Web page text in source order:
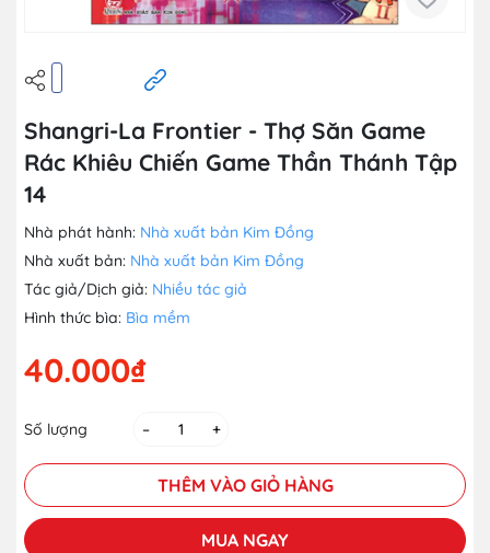
Shangri-La Frontier - Thợ Săn Game
Rác Khiêu Chiến Game Thần Thánh Tập
14
Nhà phát hành: Nhà xuất bản Kim Đồng
Nhà xuất bản: Nhà xuất bản Kim Đồng
Tác giả/Dịch giả: Nhiều tác giả
Hình thức bìa: Bìa mềm
40.000₫
Số lượng – +
THÊM VÀO GIỎ HÀNG
MUA NGAY